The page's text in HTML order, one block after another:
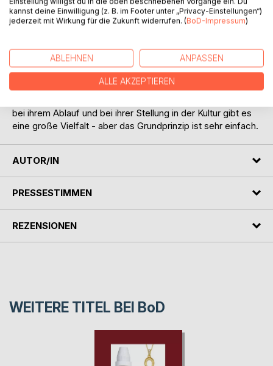
Vater gesetzt - und aus dem Urbild des Ahnengeistes den
Teufel geformt.
beschworen hat. Beispiele dafür finden sich in der
Jungsteinzeit, in Ägypten, Sumer, bei den Hethiter, den
Römern, in Afrika, im Alten und im Neuen Testament, bei
den Germanen, den Kelten, im Islam usw.
bei ihrem Ablauf und bei ihrer Stellung in der Kultur gibt es
eine große Vielfalt - aber das Grundprinzip ist sehr einfach.
AUTOR/IN
PRESSESTIMMEN
REZENSIONEN
WEITERE TITEL BEI BoD
kannst deine Einwilligung (z. B. im Footer unter „Privacy-Einstellungen“)
jederzeit mit Wirkung für die Zukunft widerrufen. (BoD-Impressum)
ABLEHNEN ANPASSEN
ALLE AKZEPTIEREN